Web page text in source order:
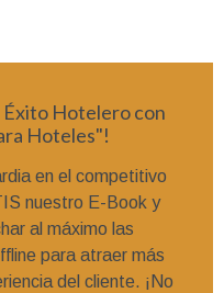
Éxito Hotelero con
Hoteles"!
en el competitivo
nuestro E-Book y
al máximo las
para atraer más
del cliente. ¡No